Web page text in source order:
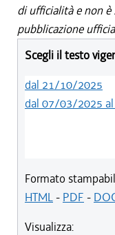
di ufficialità e non
pubblicazione
Scegli il testo
dal 21/10/2025
dal 07/03/2025
Formato
HTML- PDF -
Visualizza: